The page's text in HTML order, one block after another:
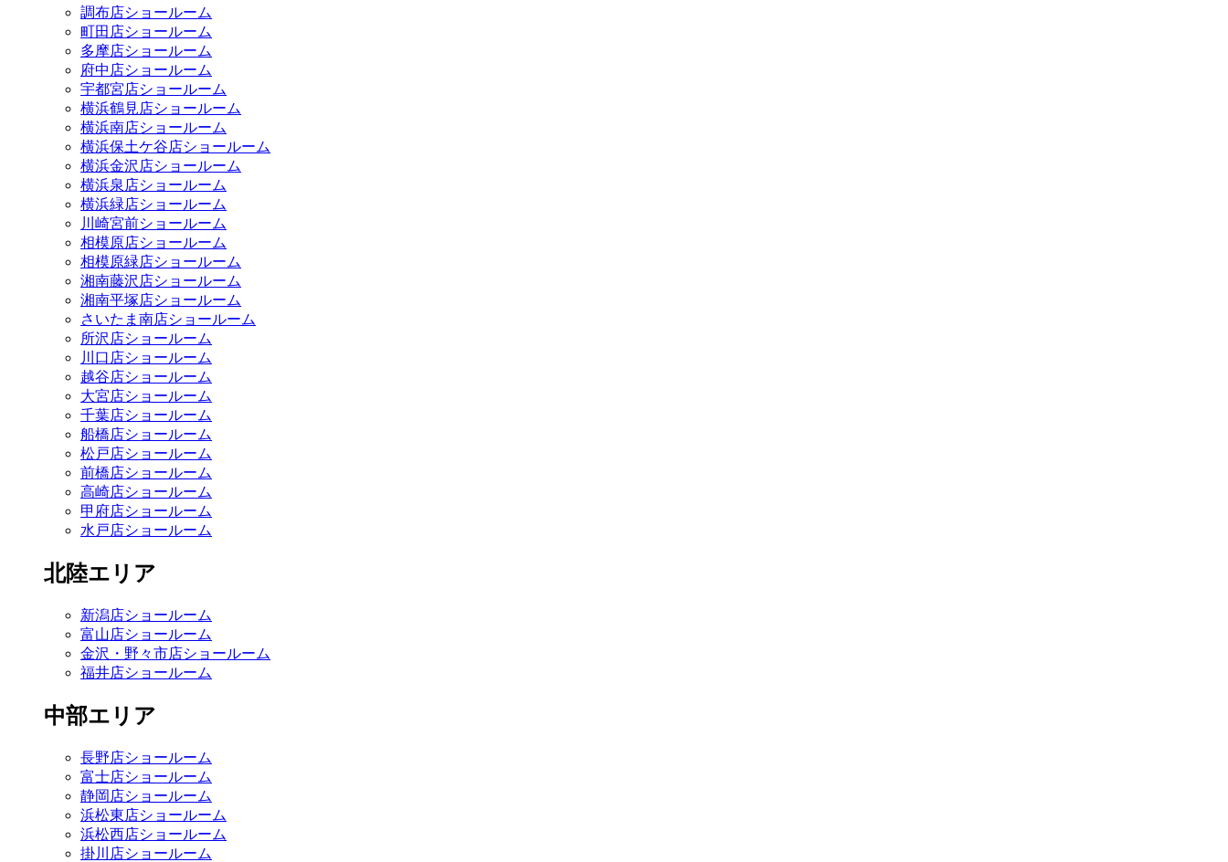
調布店ショールーム
町田店ショールーム
多摩店ショールーム
府中店ショールーム
宇都宮店ショールーム
横浜鶴見店ショールーム
横浜南店ショールーム
横浜保土ケ谷店ショールーム
横浜金沢店ショールーム
横浜泉店ショールーム
横浜緑店ショールーム
川崎宮前ショールーム
相模原店ショールーム
相模原緑店ショールーム
湘南藤沢店ショールーム
湘南平塚店ショールーム
さいたま南店ショールーム
所沢店ショールーム
川口店ショールーム
越谷店ショールーム
大宮店ショールーム
千葉店ショールーム
船橋店ショールーム
松戸店ショールーム
前橋店ショールーム
高崎店ショールーム
甲府店ショールーム
水戸店ショールーム
北陸エリア
新潟店ショールーム
富山店ショールーム
金沢・野々市店ショールーム
福井店ショールーム
中部エリア
長野店ショールーム
富士店ショールーム
静岡店ショールーム
浜松東店ショールーム
浜松西店ショールーム
掛川店ショールーム